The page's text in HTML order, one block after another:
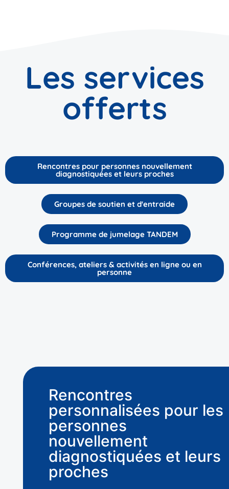
Les services
offerts
Rencontres pour personnes nouvellement
diagnostiquées et leurs proches
Groupes de soutien et d'entraide
Programme de jumelage TANDEM
Conférences, ateliers & activités en ligne ou en
personne
Rencontres
personnalisées pour les
personnes
nouvellement
diagnostiquées et leurs
proches